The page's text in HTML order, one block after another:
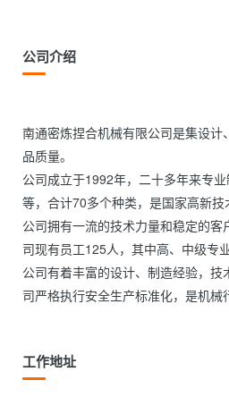
公司介绍
南通密炼捏合机械有限公司是集设
品质量。
公司成立于1992年，二十多年来专
等，合计70多个种类，是国家高新技
公司拥有一流的技术力量和稳定的
司现有员工125人，其中高、中级专
公司有着丰富的设计、制造经验，
司严格执行安全生产标准化，是
工作地址